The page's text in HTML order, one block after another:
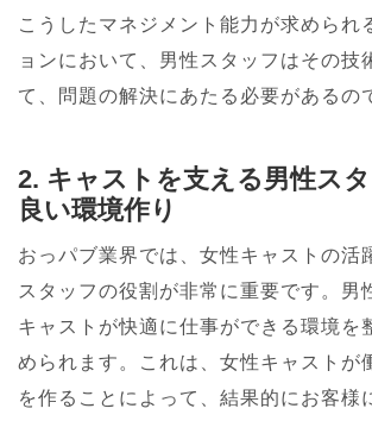
こうしたマネジメント能力が求められ
ョンにおいて、男性スタッフはその技
て、問題の解決にあたる必要があるの
2. キャストを支える男性ス
良い環境作り
おっパブ業界では、女性キャストの活
スタッフの役割が非常に重要です。男
キャストが快適に仕事ができる環境を
められます。これは、女性キャストが
を作ることによって、結果的にお客様